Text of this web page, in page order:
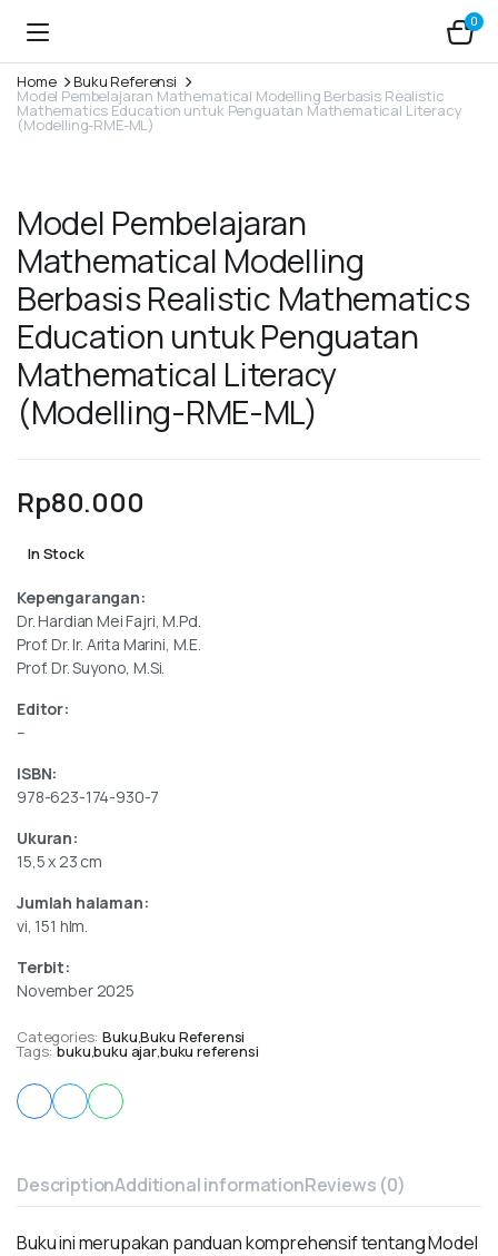
0
Home Buku Referensi
Model Pembelajaran Mathematical Modelling Berbasis Realistic
Mathematics Education untuk Penguatan Mathematical Literacy
(Modelling-RME-ML)
Model Pembelajaran
Mathematical Modelling
Berbasis Realistic Mathematics
Education untuk Penguatan
Mathematical Literacy
(Modelling-RME-ML)
Rp80.000
In Stock
Kepengarangan:
Dr. Hardian Mei Fajri, M.Pd.
Prof. Dr. Ir. Arita Marini, M.E.
Prof. Dr. Suyono, M.Si.
Editor:
–
ISBN:
978-623-174-930-7
Ukuran:
15,5 x 23 cm
Jumlah halaman:
vi, 151 hlm.
Terbit:
November 2025
Categories: Buku,Buku Referensi
Tags: buku,buku ajar,buku referensi
DescriptionAdditional informationReviews (0)
Buku ini merupakan panduan komprehensif tentang Model